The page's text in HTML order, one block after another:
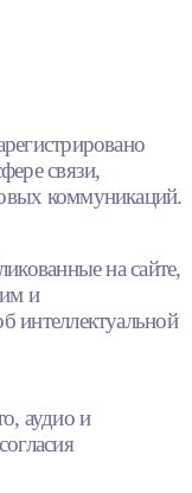
связи,
коммуникаций.
на сайте,
и
интеллектуальной
аудио и